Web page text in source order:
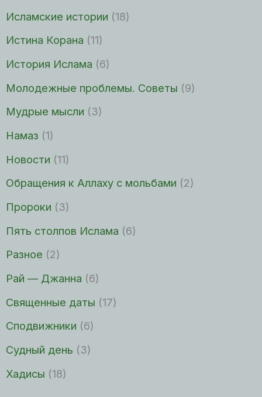
Исламские истории (18)
Истина Корана (11)
История Ислама (6)
Молодежные проблемы. Советы (9)
Мудрые мысли (3)
Намаз (1)
Новости (11)
Обращения к Аллаху с мольбами (2)
Пророки (3)
Пять столпов Ислама (6)
Разное (2)
Рай — Джанна (6)
Священные даты (17)
Сподвижники (6)
Судный день (3)
Хадисы (18)